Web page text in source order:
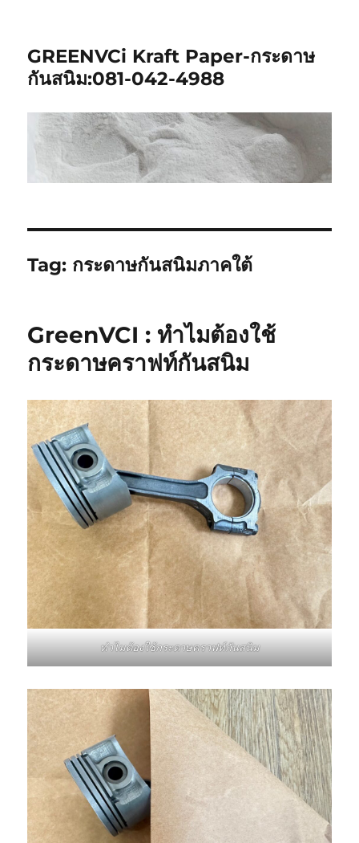
GREENVCi Kraft Paper-กระดาษ
กันสนิม:081-042-4988
Tag: กระดาษกันสนิมภาคใต้
GreenVCI : ทำไมต้องใช้
กระดาษคราฟท์กันสนิม
ทำไมต้องใช้กระดาษคราฟท์กันสนิม